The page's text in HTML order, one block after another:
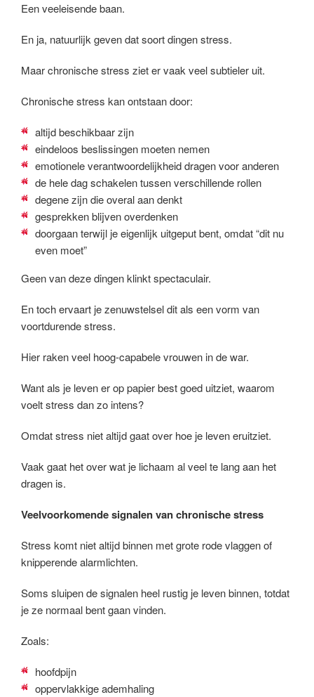
Een veeleisende baan.
En ja, natuurlijk geven dat soort dingen stress.
Maar chronische stress ziet er vaak veel subtieler uit.
Chronische stress kan ontstaan door:
altijd beschikbaar zijn
eindeloos beslissingen moeten nemen
emotionele verantwoordelijkheid dragen voor anderen
de hele dag schakelen tussen verschillende rollen
degene zijn die overal aan denkt
gesprekken blijven overdenken
doorgaan terwijl je eigenlijk uitgeput bent, omdat “dit nu
even moet”
Geen van deze dingen klinkt spectaculair.
En toch ervaart je zenuwstelsel dit als een vorm van
voortdurende stress.
Hier raken veel hoog-capabele vrouwen in de war.
Want als je leven er op papier best goed uitziet, waarom
voelt stress dan zo intens?
Omdat stress niet altijd gaat over hoe je leven eruitziet.
Vaak gaat het over wat je lichaam al veel te lang aan het
dragen is.
Veelvoorkomende signalen van chronische stress
Stress komt niet altijd binnen met grote rode vlaggen of
knipperende alarmlichten.
Soms sluipen de signalen heel rustig je leven binnen, totdat
je ze normaal bent gaan vinden.
Zoals:
hoofdpijn
oppervlakkige ademhaling